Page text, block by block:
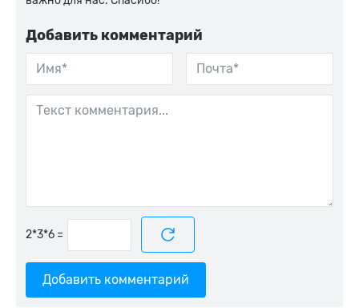
Добавить комментарий
=
Добавить комментарий